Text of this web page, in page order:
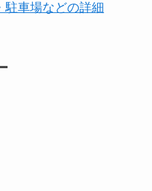
駐車場などの詳細